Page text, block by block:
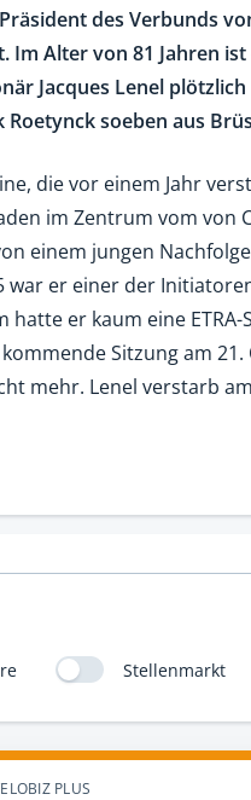
des Verbunds
Im Alter von 81 Jahren
Jacques Lenel
soeben aus
die vor einem Jahr
im Zentrum vom von
einem jungen
war er einer der
hatte er kaum eine ETRA-
Sitzung am 21.
mehr. Lenel verstarb
Stellenmarkt
PLUS